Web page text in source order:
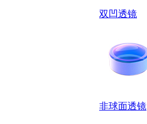
双凹透镜
非球面透镜